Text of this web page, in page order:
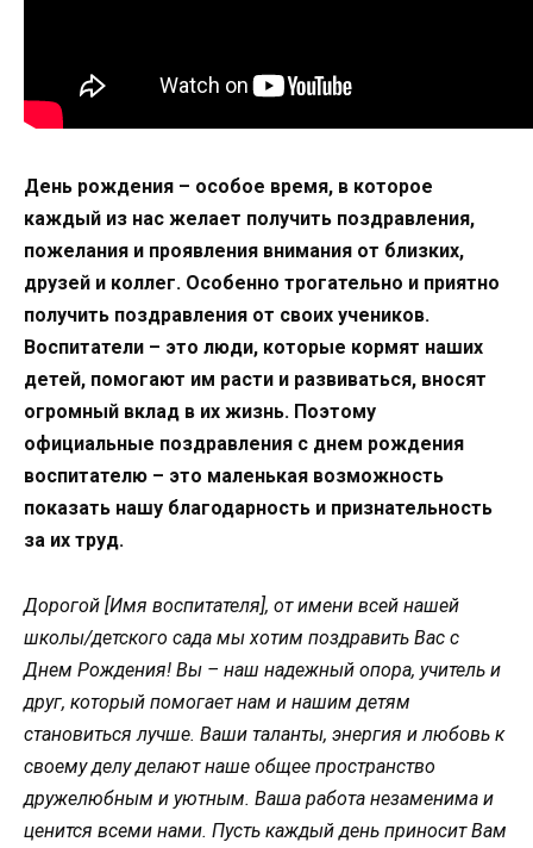
День рождения – особое время, в которое
каждый из нас желает получить поздравления,
пожелания и проявления внимания от близких,
друзей и коллег. Особенно трогательно и приятно
получить поздравления от своих учеников.
Воспитатели – это люди, которые кормят наших
детей, помогают им расти и развиваться, вносят
огромный вклад в их жизнь. Поэтому
официальные поздравления с днем рождения
воспитателю – это маленькая возможность
показать нашу благодарность и признательность
за их труд.
Дорогой [Имя воспитателя], от имени всей нашей
школы/детского сада мы хотим поздравить Вас с
Днем Рождения! Вы – наш надежный опора, учитель и
друг, который помогает нам и нашим детям
становиться лучше. Ваши таланты, энергия и любовь к
своему делу делают наше общее пространство
дружелюбным и уютным. Ваша работа незаменима и
ценится всеми нами. Пусть каждый день приносит Вам